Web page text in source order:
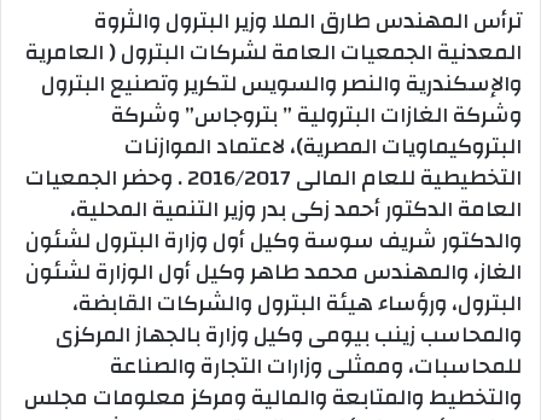
ترأس المهندس طارق الملا وزير البترول والثروة
المعدنية الجمعيات العامة لشركات البترول ( العامرية
والإسكندرية والنصر والسويس لتكرير وتصنيع البترول
وشركة الغازات البترولية ” بتروجاس” وشركة
البتروكيماويات المصرية)، لاعتماد الموازنات
التخطيطية للعام المالى 2016/2017 . وحضر الجمعيات
العامة الدكتور أحمد زكى بدر وزير التنمية المحلية،
والدكتور شريف سوسة وكيل أول وزارة البترول لشئون
الغاز، والمهندس محمد طاهر وكيل أول الوزارة لشئون
البترول، ورؤساء هيئة البترول والشركات القابضة،
والمحاسب زينب بيومى وكيل وزارة بالجهاز المركزى
للمحاسبات، وممثلى وزارات التجارة والصناعة
والتخطيط والمتابعة والمالية ومركز معلومات مجلس